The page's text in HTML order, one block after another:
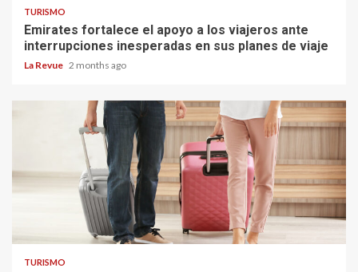
TURISMO
Emirates fortalece el apoyo a los viajeros ante
interrupciones inesperadas en sus planes de viaje
La Revue 2 months ago
TURISMO